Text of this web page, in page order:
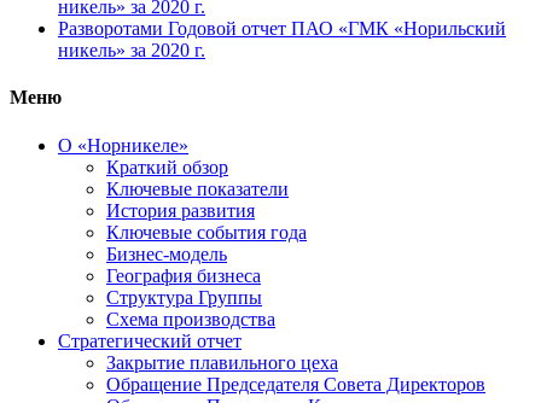
никель» за 2020 г.
Разворотами Годовой отчет ПАО «ГМК «Норильский
никель» за 2020 г.
Меню
О «Норникеле»
Краткий обзор
Ключевые показатели
История развития
Ключевые события года
Бизнес-модель
География бизнеса
Структура Группы
Схема производства
Стратегический отчет
Закрытие плавильного цеха
Обращение Председателя Совета Директоров